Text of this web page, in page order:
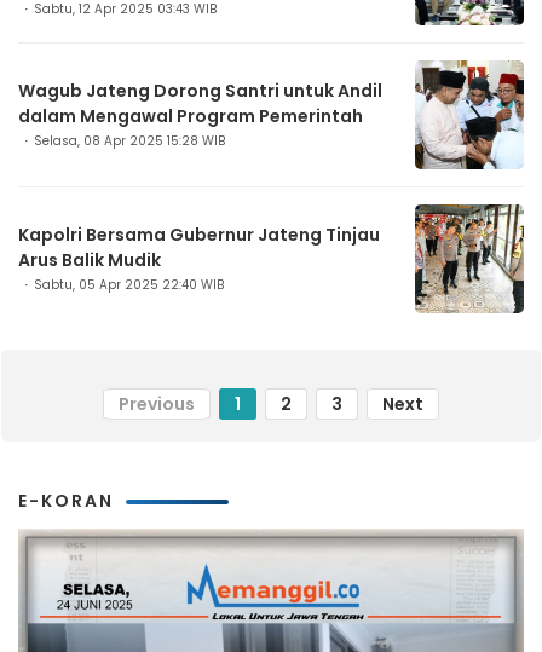
Sabtu, 12 Apr 2025 03:43 WIB
Wagub Jateng Dorong Santri untuk Andil
dalam Mengawal Program Pemerintah
Selasa, 08 Apr 2025 15:28 WIB
Kapolri Bersama Gubernur Jateng Tinjau
Arus Balik Mudik
Sabtu, 05 Apr 2025 22:40 WIB
Previous 1 2 3 Next
E-KORAN